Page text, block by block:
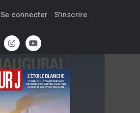
Se connecter S'inscrire